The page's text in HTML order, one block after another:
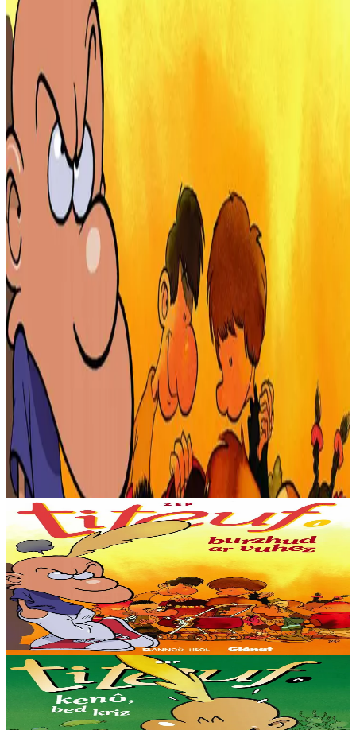
Traduire un album de Titeuf en breton, c'est le défi qu'ont relevé
deux classes d'un collège du Finistère, avec l'aide de leur prof. Après
Tchô monde cruel (Kenô bed kriz) en 2005, les collégiens ont remis
ça cette année avec Le Miracle de la Vie. "Brav" (prononcer brao) à
eux !
Burzhud ar vuhez, Ed. Bannoù-heol, 9,40 €.
Produioù liammet gant ar post-mañ
Bannoù-heol
Burzhud ar vuhez
A-hervez eo tonket pep tra en a-raok... Ha dont a raio melegan,
rouzard, tev an den, un divskouarn delioù kaol outañ, ha notennoù
kaoc’h a bako e matematik, hag-eñ sperloenigan ken......
Er stok9,53 €
Gwelet
Prenañ
Stok diviet
Bannoù-heol
Kenô, bed kriz